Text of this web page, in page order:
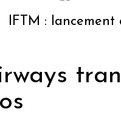
lancement des